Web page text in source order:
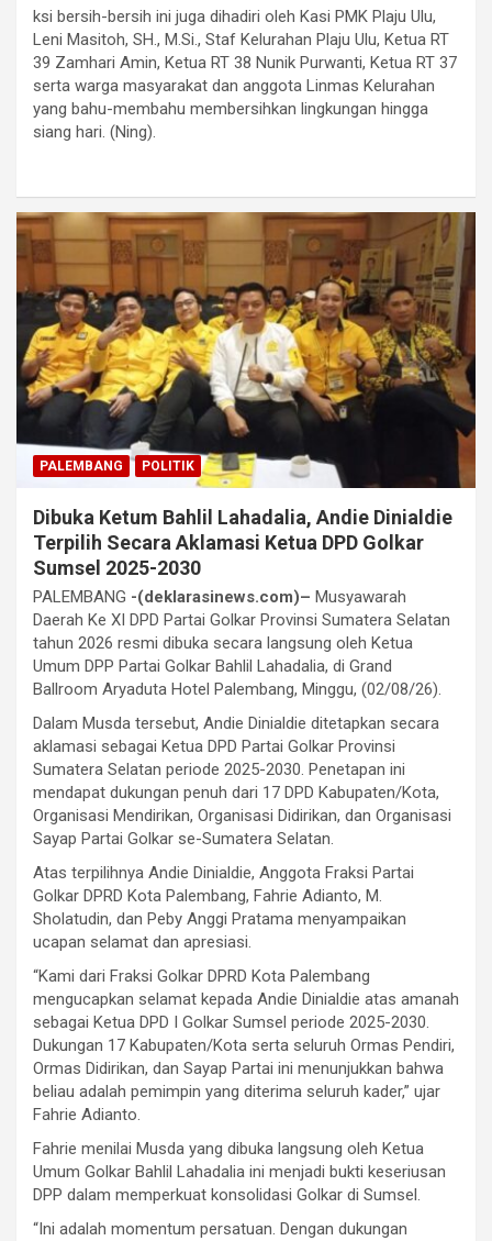
ksi bersih-bersih ini juga dihadiri oleh Kasi PMK Plaju Ulu,
Leni Masitoh, SH., M.Si., Staf Kelurahan Plaju Ulu, Ketua RT
39 Zamhari Amin, Ketua RT 38 Nunik Purwanti, Ketua RT 37
serta warga masyarakat dan anggota Linmas Kelurahan
yang bahu-membahu membersihkan lingkungan hingga
siang hari. (Ning).
PALEMBANG POLITIK
Dibuka Ketum Bahlil Lahadalia, Andie Dinialdie
Terpilih Secara Aklamasi Ketua DPD Golkar
Sumsel 2025-2030
PALEMBANG -(deklarasinews.com)– Musyawarah
Daerah Ke XI DPD Partai Golkar Provinsi Sumatera Selatan
tahun 2026 resmi dibuka secara langsung oleh Ketua
Umum DPP Partai Golkar Bahlil Lahadalia, di Grand
Ballroom Aryaduta Hotel Palembang, Minggu, (02/08/26).
Dalam Musda tersebut, Andie Dinialdie ditetapkan secara
aklamasi sebagai Ketua DPD Partai Golkar Provinsi
Sumatera Selatan periode 2025-2030. Penetapan ini
mendapat dukungan penuh dari 17 DPD Kabupaten/Kota,
Organisasi Mendirikan, Organisasi Didirikan, dan Organisasi
Sayap Partai Golkar se-Sumatera Selatan.
Atas terpilihnya Andie Dinialdie, Anggota Fraksi Partai
Golkar DPRD Kota Palembang, Fahrie Adianto, M.
Sholatudin, dan Peby Anggi Pratama menyampaikan
ucapan selamat dan apresiasi.
“Kami dari Fraksi Golkar DPRD Kota Palembang
mengucapkan selamat kepada Andie Dinialdie atas amanah
sebagai Ketua DPD I Golkar Sumsel periode 2025-2030.
Dukungan 17 Kabupaten/Kota serta seluruh Ormas Pendiri,
Ormas Didirikan, dan Sayap Partai ini menunjukkan bahwa
beliau adalah pemimpin yang diterima seluruh kader,” ujar
Fahrie Adianto.
Fahrie menilai Musda yang dibuka langsung oleh Ketua
Umum Golkar Bahlil Lahadalia ini menjadi bukti keseriusan
DPP dalam memperkuat konsolidasi Golkar di Sumsel.
“Ini adalah momentum persatuan. Dengan dukungan